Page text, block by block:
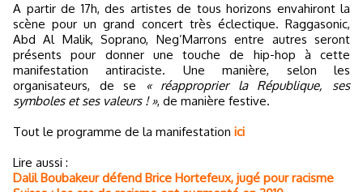
A partir de 17h, des artistes de tous horizons envahiront la
scène pour un grand concert très éclectique. Raggasonic,
Abd Al Malik, Soprano, Neg’Marrons entre autres seront
présents pour donner une touche de hip-hop à cette
manifestation antiraciste. Une manière, selon les
organisateurs, de se
« réapproprier la République, ses
symboles et ses valeurs ! », de manière festive.
Tout le programme de la manifestation ici
Lire aussi :
Dalil Boubakeur défend Brice Hortefeux, jugé pour racisme